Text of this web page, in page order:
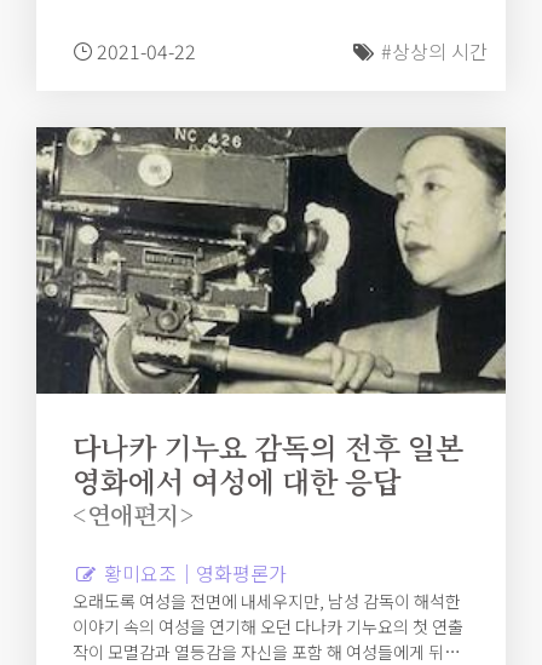
도 있다. 클레오의 불안은 그곳에서도 계속된다는 게 역시
나 중요하다. 오고 가고, 흔들리고, 마주치는 영화의 운동
2021-04-22 #상상의 시간
다나카 기누요 감독의 전후 일본
영화에서 여성에 대한 응답
<연애편지>
황미요조｜영화평론가
오래도록 여성을 전면에 내세우지만, 남성 감독이 해석한
이야기 속의 여성을 연기해 오던 다나카 기누요의 첫 연출
작이 모멸감과 열등감을 자신을 포함 해 여성들에게 뒤집